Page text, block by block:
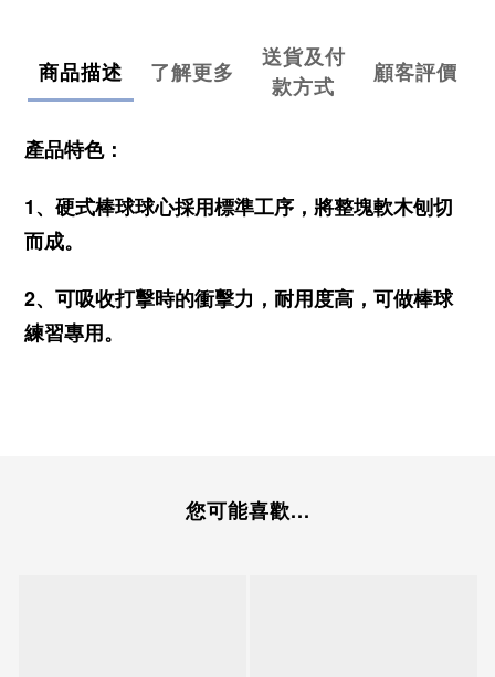
商品描述 了解更多
送貨及付
款方式
顧客評價
產品特色：
1、硬式棒球球心採用標準工序，將整塊軟木刨切
而成。
2、可吸收打擊時的衝擊力，耐用度高，可做棒球
練習專用。
您可能喜歡...